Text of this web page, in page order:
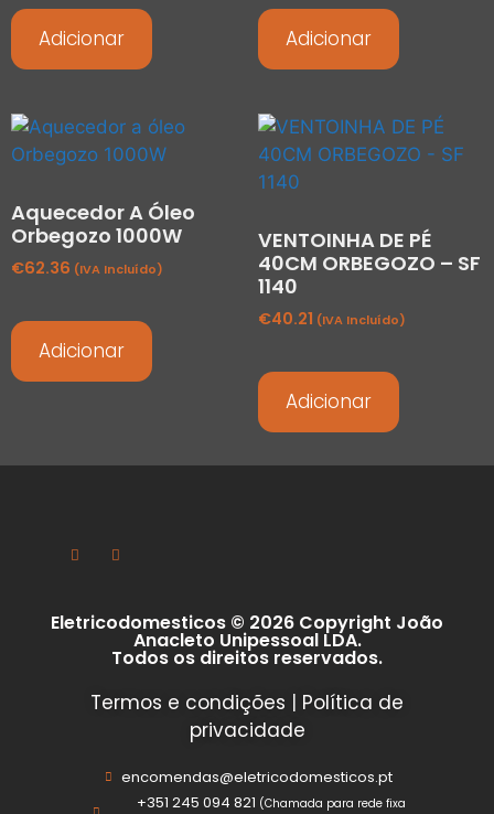
Adicionar Adicionar
Aquecedor A Óleo
Orbegozo 1000W
€62.36 (IVA Incluído)
Adicionar
VENTOINHA DE PÉ
40CM ORBEGOZO – SF
1140
€40.21 (IVA Incluído)
Adicionar
Eletricodomesticos © 2026 Copyright João
Anacleto Unipessoal LDA.
Todos os direitos reservados.
Termos e condições | Política de
privacidade
encomendas@eletricodomesticos.pt
+351 245 094 821 (Chamada para rede fixa